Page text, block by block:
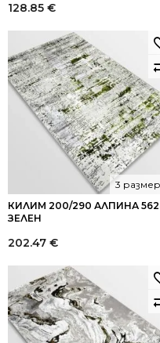
128.85 €
КИЛИМ 200/290 АЛПИНА
ЗЕЛЕН
3
202.47 €